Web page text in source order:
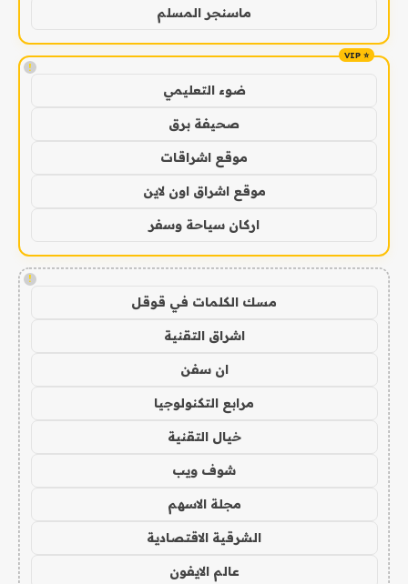
ماسنجر المسلم
!
ضوء التعليمي
صحيفة برق
موقع اشراقات
موقع اشراق اون لاين
اركان سياحة وسفر
!
مسك الكلمات في قوقل
اشراق التقنية
ان سفن
مرابع التكنولوجيا
خيال التقنية
شوف ويب
مجلة الاسهم
الشرقية الاقتصادية
عالم الايفون